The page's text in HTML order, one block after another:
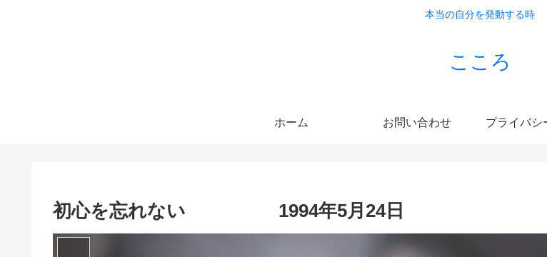
本当の自分を発動する時
こころ
ホーム お問い合わせ プライバシ
初心を忘れない 1994年5月24日